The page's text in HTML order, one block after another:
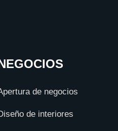
de negocios
de interiores